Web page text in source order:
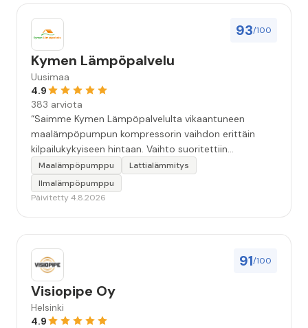
93/100
Kymen Lämpöpalvelu
Uusimaa
4.9
383 arviota
“Saimme Kymen Lämpöpalvelulta vikaantuneen
maalämpöpumpun kompressorin vaihdon erittäin
kilpailukykyiseen hintaan. Vaihto suoritettiin
ammattitaidolla ja ystävällisellä palveluasenteella.
Samalla käynnillä huomattu pikkuvika korjattiin myös.
Jäi tunne että oltiin aidosti kiinnostuneita siitä, että
Maalämpöpumppu
Lattialämmitys
Ilmalämpöpumppu
Päivitetty 4.8.2026
91/100
Visiopipe Oy
Helsinki
4.9